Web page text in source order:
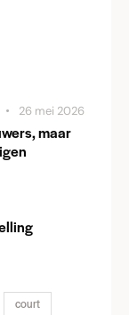
26 mei 2026
maar
court